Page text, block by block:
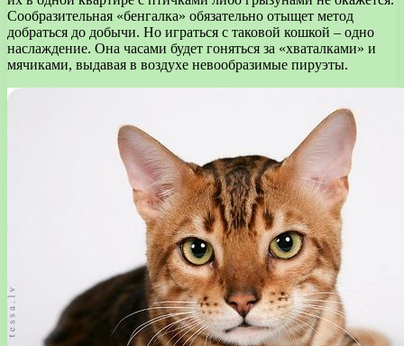
Сообразительная «бенгалка» обязательно отыщет метод
добраться до добычи. Но играться с таковой кошкой – одно
наслаждение. Она часами будет гоняться за «хваталками» и
мячиками, выдавая в воздухе невообразимые пируэты.